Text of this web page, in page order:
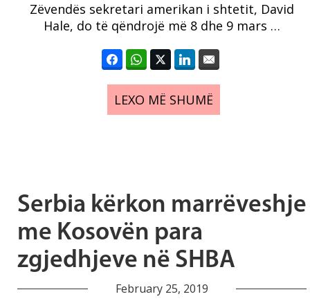
Zëvendës sekretari amerikan i shtetit, David
Hale, do të qëndrojë më 8 dhe 9 mars …
LEXO MË SHUMË
Serbia kërkon marrëveshje
me Kosovën para
zgjedhjeve në SHBA
February 25, 2019